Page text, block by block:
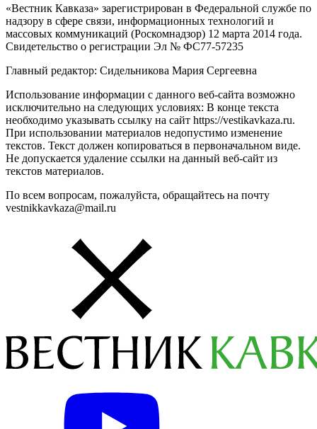
«Вестник Кавказа» зарегистрирован в Федеральной службе по
надзору в сфере связи, информационных технологий и
массовых коммуникаций (Роскомнадзор) 12 марта 2014 года.
Свидетельство о регистрации Эл № ФС77-57235
Главный редактор: Сидельникова Мария Сергеевна
Использование информации с данного веб-сайта возможно
исключительно на следующих условиях: В конце текста
необходимо указывать ссылку на сайт https://vestikavkaza.ru.
При использовании материалов недопустимо изменение
текстов. Текст должен копироваться в первоначальном виде.
Не допускается удаление ссылки на данный веб-сайт из
текстов материалов.
По всем вопросам, пожалуйста, обращайтесь на почту
vestnikkavkaza@mail.ru